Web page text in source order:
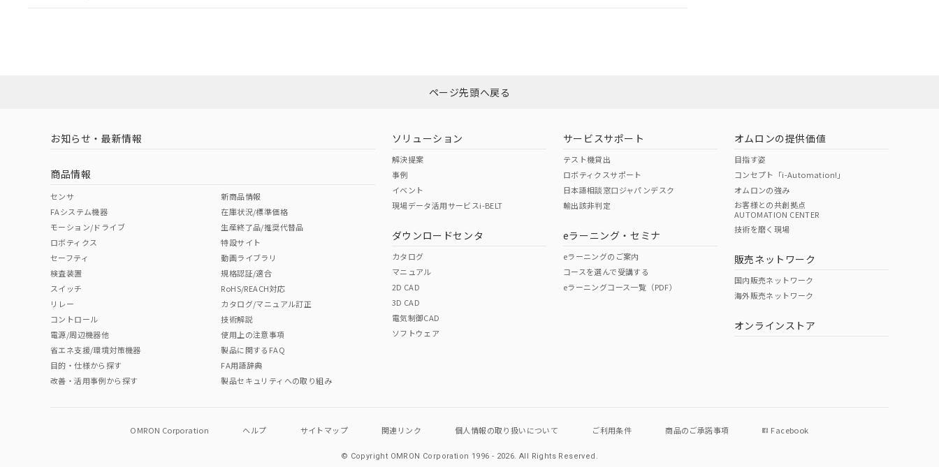
EU RoHS 注意事項・凡例
ダウンロードはこちら
中国 RoHS 注意事項・凡例
中国 RoHS表
Pb Hg Cr(VI)
O O
"対応済み"や非含有の記載がされた商品であっても、流通在庫等で未対応品が混在する可能性があります。
非含有品が必要な際は、弊社営業部門もしくは販売店へお問い合わせください。
（イギリス
（ノルウェー
（日本
（アメリカ
この製品の規格認証/適合状況ページへ
その他の認証はこちらのページからご検索ください
ページ先頭へ戻る
お知らせ・最新情報
商品情報
センサ
FAシステム機器
モーション/ドライブ
ロボティクス
セーフティ
検査装置
スイッチ
リレー
コントロール
電源/周辺機器他
省エネ支援/環境対策機器
目的・仕様から探す
改善・活用事例から探す
新商品情報
在庫状況/標準価格
生産終了品/推奨代替品
特設サイト
動画ライブラリ
規格認証/適合
RoHS/REACH対応
カタログ/マニュアル訂正
技術解説
使用上の注意事項
製品に関するFAQ
FA用語辞典
製品セキュリティへの取り組み
ソリューション
解決提案
事例
イベント
現場データ活用サービスi-BELT
ダウンロードセンタ
カタログ
マニュアル
2D CAD
3D CAD
電気制御CAD
ソフトウェア
サービスサポート
テスト機貸出
ロボティクスサポート
日本語相談窓口ジャパンデスク
輸出該非判定
eラーニング・セミナ
eラーニングのご案内
コースを選んで受講する
eラーニングコース一覧（PDF）
オムロンの提供価値
目指す姿
コンセプト「i-Automation!」
オムロンの強み
お客様との共創拠点
AUTOMATION CENTER
技術を磨く現場
販売ネットワーク
国内販売ネットワーク
海外販売ネットワーク
オンラインストア
OMRON Corporation ヘルプ サイトマップ 関連リンク 個人情報の取り扱いについて ご利用条件 商品のご承諾事項 Facebook
© Copyright OMRON Corporation 1996 - 2026.All Rights Reserved.